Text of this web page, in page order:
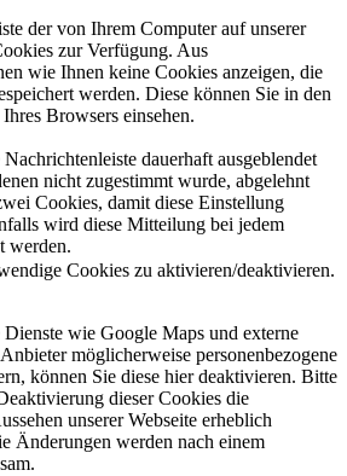
der von Ihrem Computer auf unserer
zur Verfügung. Aus
wie Ihnen keine Cookies anzeigen, die
werden. Diese können Sie in den
Browsers einsehen.
dauerhaft ausgeblendet
nicht zugestimmt wurde, abgelehnt
Cookies, damit diese Einstellung
wird diese Mitteilung bei jedem
werden.
Cookies zu aktivieren/deaktivieren.
wie Google Maps und externe
möglicherweise personenbezogene
können Sie diese hier deaktivieren. Bitte
dieser Cookies die
unserer Webseite erheblich
Änderungen werden nach einem